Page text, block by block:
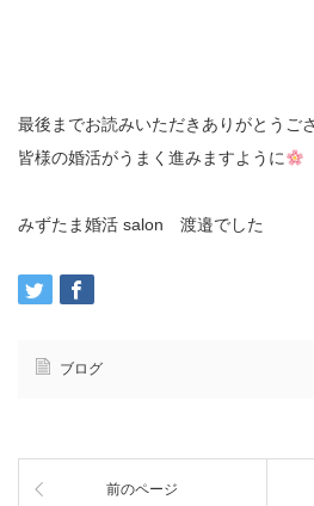
最後までお読みいただきありがとうご
皆様の婚活がうまく進みますように
みずたま婚活 salon 渡邉でした
ブログ
前のページ